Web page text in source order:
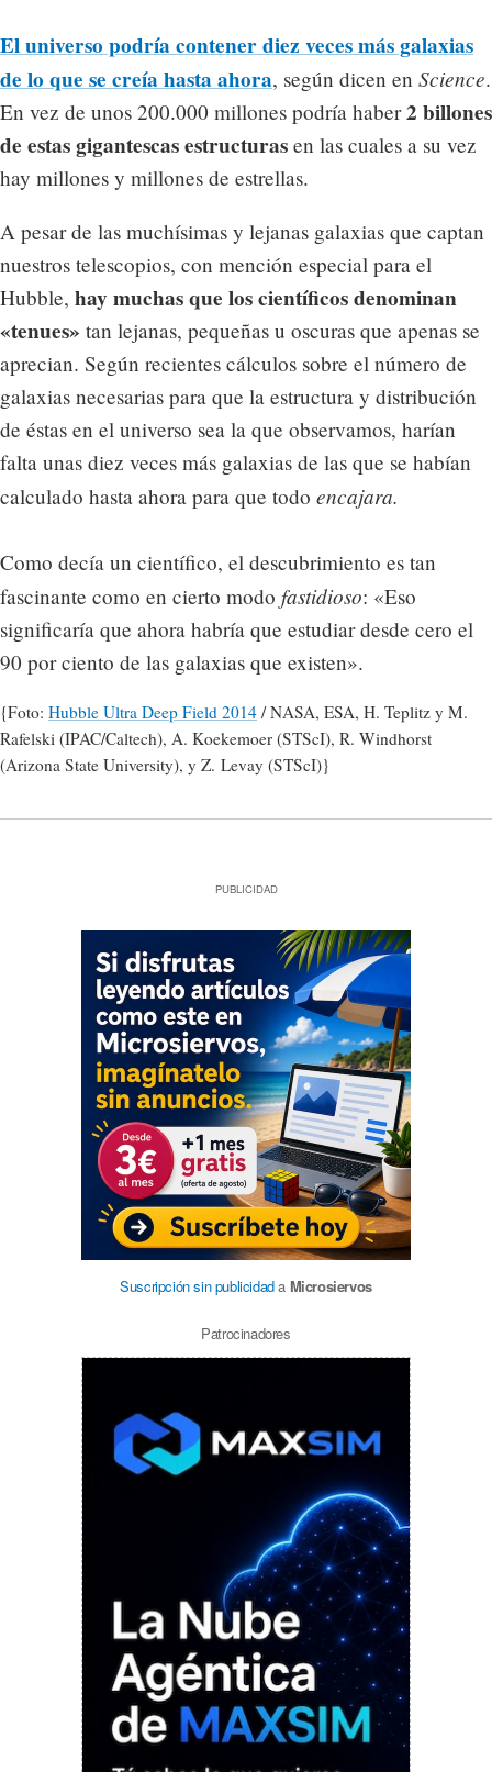
El universo podría contener diez veces más galaxias
de lo que se creía hasta ahora, según dicen en Science.
En vez de unos 200.000 millones podría haber2 billones
de estas gigantescas estructuras en las cuales a su vez
hay millones y millones de estrellas.
A pesar de las muchísimas y lejanas galaxias que captan
nuestros telescopios, con mención especial para el
Hubble, hay muchas que los científicos denominan
«tenues» tan lejanas, pequeñas u oscuras que apenas se
aprecian. Según recientes cálculos sobre el número de
galaxias necesarias para que la estructura y distribución
de éstas en el universo sea la que observamos, harían
falta unas diez veces más galaxias de las que se habían
calculado hasta ahora para que todo encajara.
Como decía un científico, el descubrimiento es tan
fascinante como en cierto modo fastidioso: «Eso
significaría que ahora habría que estudiar desde cero el
90 por ciento de las galaxias que existen».
{Foto: Hubble Ultra Deep Field 2014 / NASA, ESA, H. Teplitz y M.
Rafelski (IPAC/Caltech), A. Koekemoer (STScI), R. Windhorst
(Arizona State University), y Z. Levay (STScI)}
PUBLICIDAD
Suscripción sin publicidada Microsiervos
Patrocinadores